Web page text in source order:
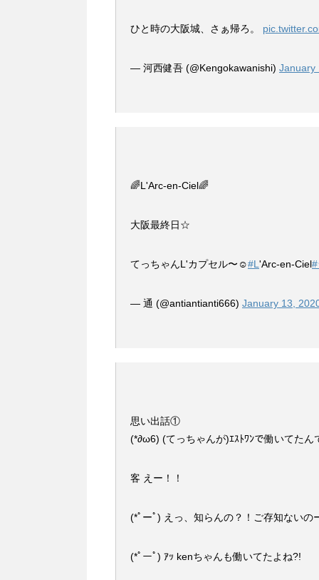
ひと時の大阪城、さぁ帰ろ。
— 河西健吾 (@Kengokawanishi) January
🌈L'Arc-en-Ciel🌈
大阪最終日☆
てっちゃんL'カプセル〜☺︎#L 'Arc-en-Ciel#
— 通 (@antiantianti666) January 13,
思い出話①
(*∂ω6) (てっちゃんが)ｴｽﾄﾜﾝで働いてたん
客 えー！！
(*ﾟーﾟ) えっ、知らんの？！ご存知ないの
(*ﾟーﾟ) ｱｯ kenちゃんも働いてたよね?!